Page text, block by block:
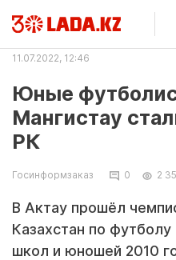
11.07.2022, 12:46
Юные
Мангистау
РК
Госинформзаказ 0 2
В Актау прошёл
Казахстан по
школ и юношей 2010